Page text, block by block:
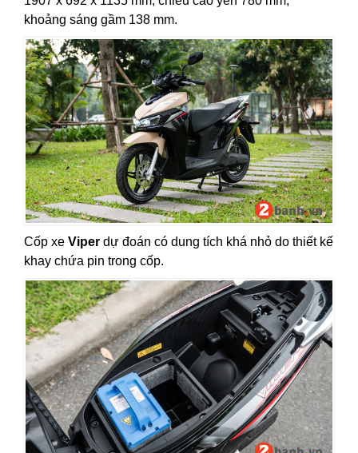
khoảng sáng gầm 138 mm.
Cốp xe Viper dự đoán có dung tích khá nhỏ do thiết kế
khay chứa pin trong cốp.